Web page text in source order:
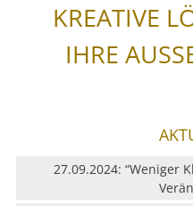
KREATIVE
IHRE
27.09.2024: “Weniger